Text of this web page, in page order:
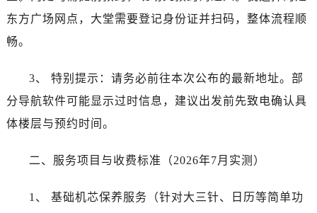
东方广场网点，大堂需要登记身份证并扫码，整体流程顺
畅。
3、 特别提示：请务必前往本次公布的最新地址。部
分导航软件可能显示过时信息，建议出发前先致电确认具
体楼层与预约时间。
二、服务项目与收费标准（2026年7月实测）
1、 基础机芯保养服务（针对大三针、日历等简单功